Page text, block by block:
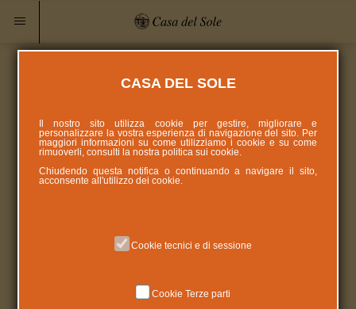
CASA DEL SOLE
Il nostro sito utilizza cookie per gestire, migliorare e
personalizzare la vostra esperienza di navigazione del sito. Per
maggiori informazioni su come utilizziamo i cookie e su come
rimuoverli, consulti la nostra politica suicookie
Chiudendo questa notifica o continuando a navigare il sito,
acconsente all'utilizzo dei cookie.
Cookie tecnici e di sessione
Cookie Terze parti